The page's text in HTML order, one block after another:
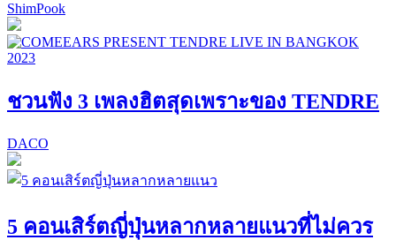
ShimPook
ชวนฟัง 3 เพลงฮิตสุดเพราะของ TENDRE
DACO
5 คอนเสิร์ตญี่ปุ่นหลากหลายแนวที่ไม่ควร